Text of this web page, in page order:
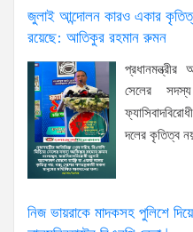
জুলাই আন্দোলন কারও একার
রয়েছে: আতিকুর রহমান রুমন
সেলের
দলের কৃতিত্ব
নিজ ভায়রাকে মাদকসহ পুলিশে